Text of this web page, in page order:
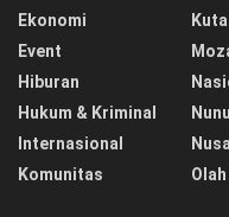
Ekonomi
Event
Hiburan
Hukum & Kriminal
Internasional
Komunitas